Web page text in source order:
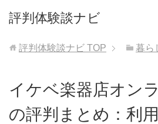
評判体験談ナビ
評判体験談ナビ TOP 暮ら
イケベ楽器店オン
の評判まとめ：利